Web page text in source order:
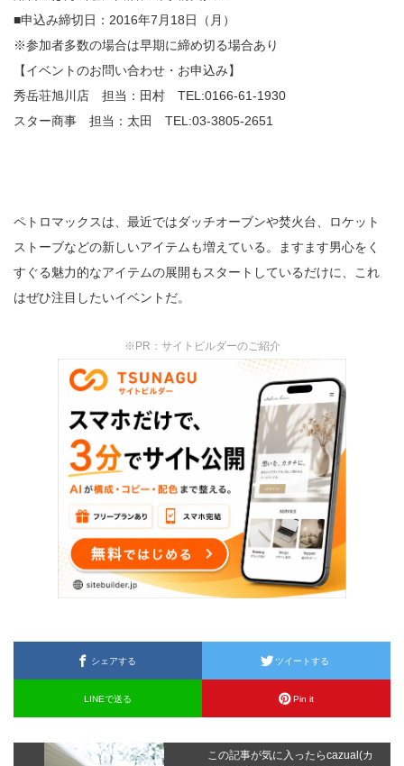
■申込み締切日：2016年7月18日（月）
※参加者多数の場合は早期に締め切る場合あり
【イベントのお問い合わせ・お申込み】
秀岳荘旭川店 担当：田村 TEL:0166-61-1930
スター商事 担当：太田 TEL:03-3805-2651
ペトロマックスは、最近ではダッチオーブンや焚火台、ロケット
ストーブなどの新しいアイテムも増えている。ますます男心をく
すぐる魅力的なアイテムの展開もスタートしているだけに、これ
はぜひ注目したいイベントだ。
※PR：サイトビルダーのご紹介
シェアする ツイートする
LINEで送る Pin it
この記事が気に入ったらcazual(カ